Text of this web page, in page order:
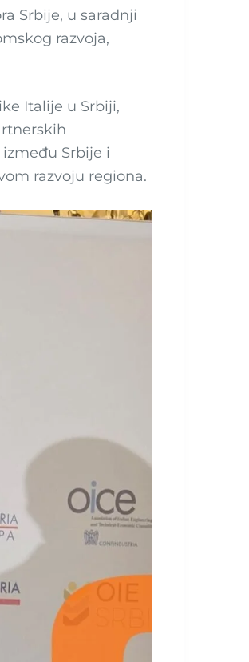
Srbije, u saradnji
razvoja,
Italije u Srbiji,
Srbije i
razvoju regiona.